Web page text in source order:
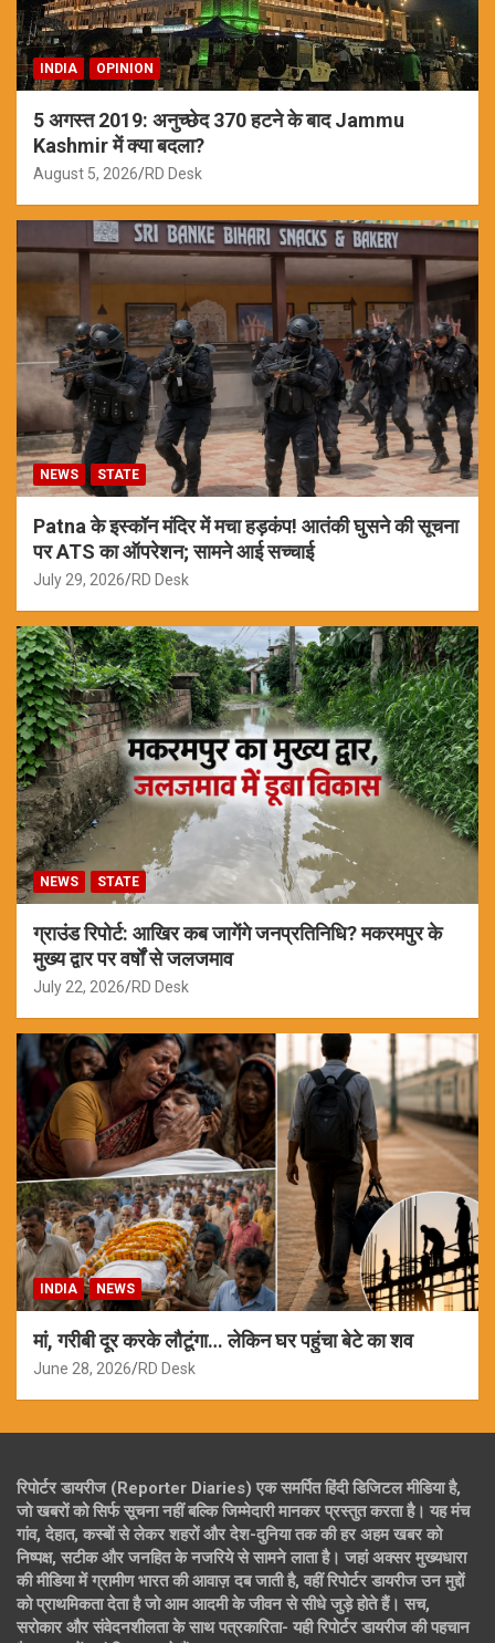
INDIA OPINION
5 अगस्त 2019: अनुच्छेद 370 हटने के बाद Jammu
Kashmir में क्या बदला?
August 5, 2026 RD Desk
NEWS STATE
Patna के इस्कॉन मंदिर में मचा हड़कंप! आतंकी घुसने की सूचना
पर ATS का ऑपरेशन; सामने आई सच्चाई
July 29, 2026 RD Desk
NEWS STATE
ग्राउंड रिपोर्ट: आखिर कब जागेंगे जनप्रतिनिधि? मकरमपुर के
मुख्य द्वार पर वर्षों से जलजमाव
July 22, 2026 RD Desk
INDIA NEWS
मां, गरीबी दूर करके लौटूंगा… लेकिन घर पहुंचा बेटे का शव
June 28, 2026 RD Desk
रिपोर्टर डायरीज (Reporter Diaries) एक समर्पित हिंदी डिजिटल मीडिया है,
जो खबरों को सिर्फ सूचना नहीं बल्कि जिम्मेदारी मानकर प्रस्तुत करता है। यह मंच
गांव, देहात, कस्बों से लेकर शहरों और देश-दुनिया तक की हर अहम खबर को
निष्पक्ष, सटीक और जनहित के नजरिये से सामने लाता है। जहां अक्सर मुख्यधारा
की मीडिया में ग्रामीण भारत की आवाज़ दब जाती है, वहीं रिपोर्टर डायरीज उन मुद्दों
को प्राथमिकता देता है जो आम आदमी के जीवन से सीधे जुड़े होते हैं। सच,
सरोकार और संवेदनशीलता के साथ पत्रकारिता- यही रिपोर्टर डायरीज की पहचान